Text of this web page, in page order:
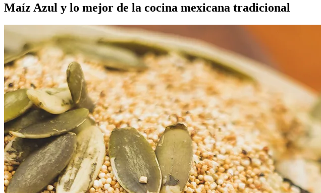
Maíz Azul y lo mejor de la cocina mexicana tradicional